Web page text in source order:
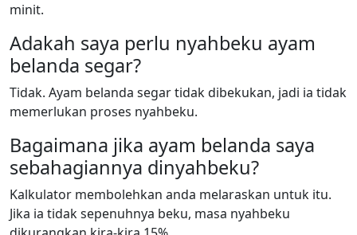
minit.
Adakah saya perlu nyahbeku ayam
belanda segar?
Tidak. Ayam belanda segar tidak dibekukan, jadi ia tidak
memerlukan proses nyahbeku.
Bagaimana jika ayam belanda saya
sebahagiannya dinyahbeku?
Kalkulator membolehkan anda melaraskan untuk itu.
Jika ia tidak sepenuhnya beku, masa nyahbeku